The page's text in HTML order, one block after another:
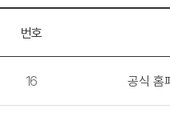
번호
16 공식 홈